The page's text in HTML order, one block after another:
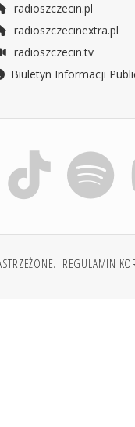
radioszczecin.pl
radioszczecinextra.pl
radioszczecin.tv
Biuletyn Informacji
REGULAMIN